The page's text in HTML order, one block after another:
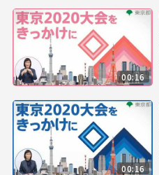
00:16
00:16